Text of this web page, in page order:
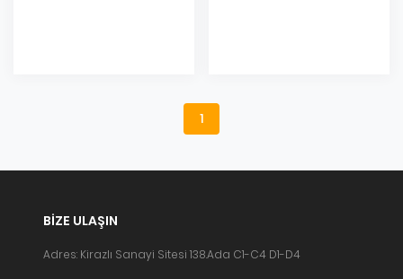
1
BIZE ULAŞIN
Adres: Kirazlı Sanayi Sitesi 138.Ada C1-C4 D1-D4